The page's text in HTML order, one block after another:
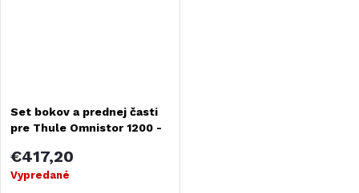
Set bokov a prednej časti
pre Thule Omnistor 1200 -
€417,20
Vypredané